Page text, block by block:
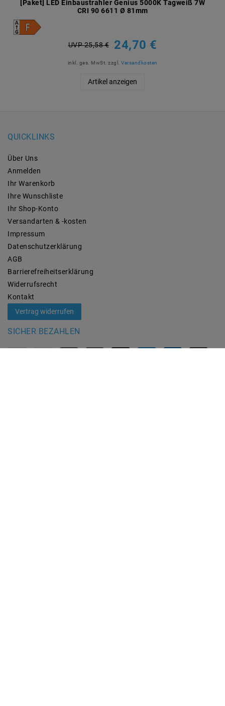
[Paket] LED Einbaustrahler Genius 5000K Tagweiß 7W
CRI 90 6611 Ø 81mm
UVP 25,58 € 24,70 €
inkl. ges. MwSt. zzgl. Versandkosten
Artikel anzeigen
QUICKLINKS
Über Uns
Anmelden
Ihr Warenkorb
Ihre Wunschliste
Ihr Shop-Konto
Versandarten & -kosten
Impressum
Daten­schutz­erklärung
AGB
Barrierefreiheitserklärung
Widerrufs­recht
Kontakt
Vertrag widerrufen
SICHER BEZAHLEN